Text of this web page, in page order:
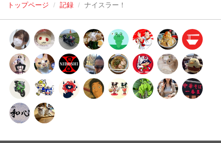
トップページ 記録 ナイスラー！